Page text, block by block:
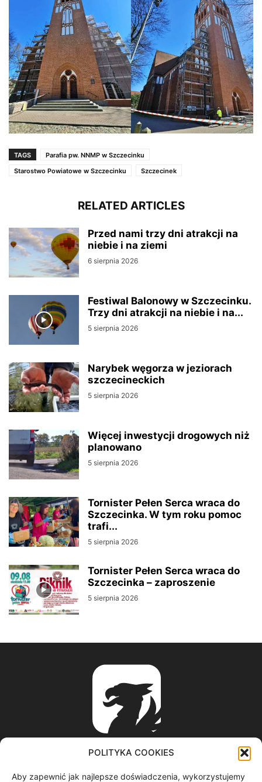
POLITYKA COOKIES
Aby zapewnić jak najlepsze doświadczenia, wykorzystujemy
TAGS
Parafia pw. NNMP w Szczecinku
Starostwo Powiatowe w Szczecinku
Szczecinek
RELATED ARTICLES
Przed nami trzy dni atrakcji na
niebie i na ziemi
6 sierpnia 2026
Festiwal Balonowy w Szczecinku.
Trzy dni atrakcji na niebie i na...
5 sierpnia 2026
Narybek węgorza w jeziorach
szczecineckich
5 sierpnia 2026
Więcej inwestycji drogowych niż
planowano
5 sierpnia 2026
Tornister Pełen Serca wraca do
Szczecinka. W tym roku pomoc
trafi...
5 sierpnia 2026
Tornister Pełen Serca wraca do
Szczecinka – zaproszenie
5 sierpnia 2026